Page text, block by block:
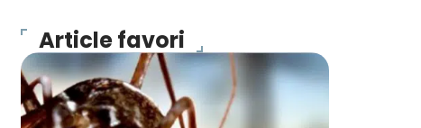
Article favori